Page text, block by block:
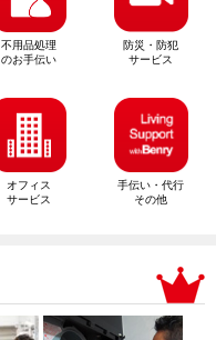
不用品処理
のお手伝い
防災・防犯
サービス
オフィス
サービス
手伝い・代行
その他